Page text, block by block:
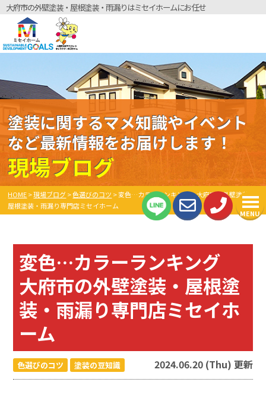
大府市の外壁塗装・屋根塗装・雨漏りはミセイホームにお任せ
MENU
塗装に関するマメ知識やイベント
など最新情報をお届けします！
現場ブログ
HOME>現場ブログ>色選びのコツ >変色…カラーランキング 大府市の外壁塗装・
屋根塗装・雨漏り専門店ミセイホーム
変色…カラーランキング
大府市の外壁塗装・屋根塗
装・雨漏り専門店ミセイホ
ーム
色選びのコツ 塗装の豆知識 2024.06.20 (Thu) 更新